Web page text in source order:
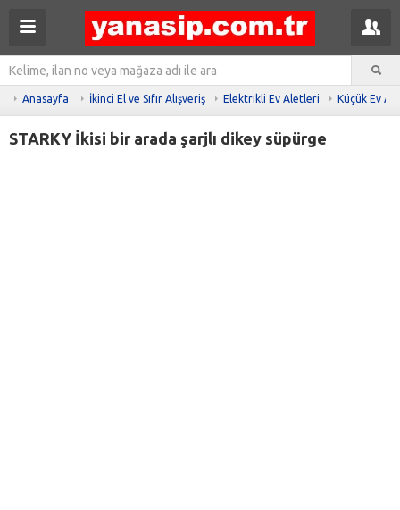
Anasayfa İkinci El ve Sıfır Alışveriş Elektrikli Ev Aletleri Küçük Ev
STARKY İkisi bir arada şarjlı dikey süpürge